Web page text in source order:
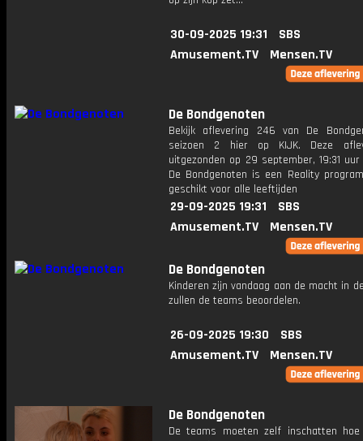
30-09-2025 19:31
SBS
Amusement.TV
Mensen.TV
De Bondgenoten
Bekijk aflevering 246 van De
seizoen 2 hier op KIJK. Deze
uitgezonden op 29 september, 19:31
De Bondgenoten is een Reality
geschikt voor alle leeftijden
29-09-2025 19:31
SBS
Amusement.TV
Mensen.TV
De Bondgenoten
Kinderen zijn vandaag aan de macht in
zullen de teams beoordelen.
26-09-2025 19:30
SBS
Amusement.TV
Mensen.TV
De Bondgenoten
De teams moeten zelf inschatten